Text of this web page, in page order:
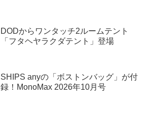
DODからワンタッチ2ルームテント
「フタヘヤラクダテント」登場
SHIPS anyの「ボストンバッグ」が付
録！MonoMax 2026年10月号